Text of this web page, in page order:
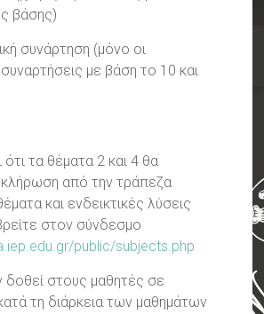
βάσης)
συνάρτηση (μόνο οι
με βάση το 10 και
ότι τα θέματα 2 και 4 θα
κλήρωση από την τράπεζα
και ενδεικτικές λύσεις
στον σύνδεσμο
public/subjects.php
δοθεί στους μαθητές σε
τη διάρκεια των μαθημάτων